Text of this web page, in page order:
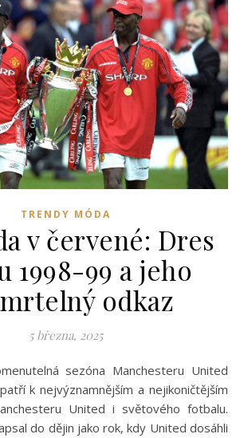
TRENDY MÓDA
v červené: Dres
1998-99 a jeho
odkaz
5 března, 2025
k nejvýznamnějším a nejikoničtějším
United i světového fotbalu.
do dějin jako rok, kdy United dosáhli